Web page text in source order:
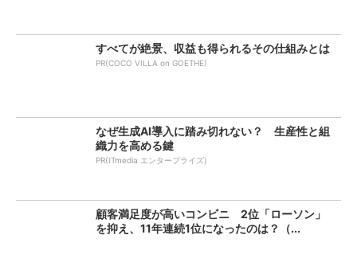
すべてが絶景、収益も得られるその仕組みとは
PR(COCO VILLA on GOETHE)
なぜ生成AI導入に踏み切れない？ 生産性と組
織力を高める鍵
PR(ITmedia エンタープライズ)
顧客満足度が高いコンビニ 2位「ローソン」
を抑え、11年連続1位になったのは？（...